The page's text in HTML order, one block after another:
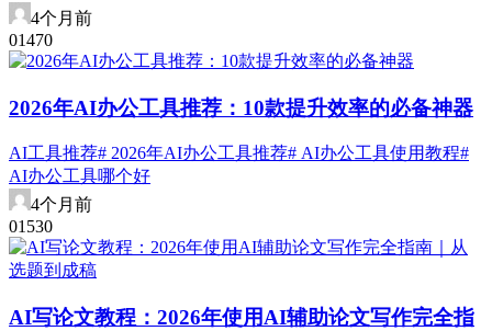
4个月前
01470
2026年AI办公工具推荐：10款提升效率的必备神器
AI工具推荐# 2026年AI办公工具推荐# AI办公工具使用教程#
AI办公工具哪个好
4个月前
01530
AI写论文教程：2026年使用AI辅助论文写作完全指